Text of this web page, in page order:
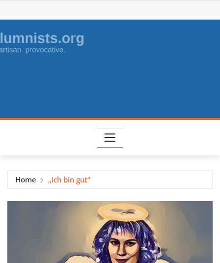
to
content
Home „Ich bin gut“